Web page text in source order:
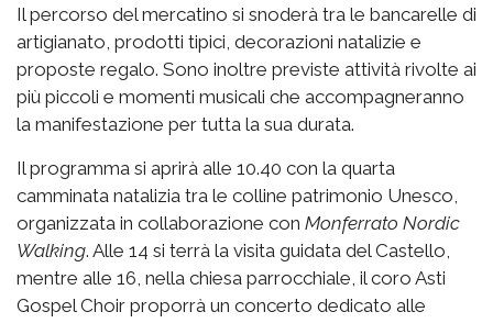
Il percorso del mercatino si snoderà tra le bancarelle di
artigianato, prodotti tipici, decorazioni natalizie e
proposte regalo. Sono inoltre previste attività rivolte ai
più piccoli e momenti musicali che accompagneranno
la manifestazione per tutta la sua durata.
Il programma si aprirà alle 10.40 con la quarta
camminata natalizia tra le colline patrimonio Unesco,
organizzata in collaborazione con Monferrato Nordic
Walking. Alle 14 si terrà la visita guidata del Castello,
mentre alle 16, nella chiesa parrocchiale, il coro Asti
Gospel Choir proporrà un concerto dedicato alle